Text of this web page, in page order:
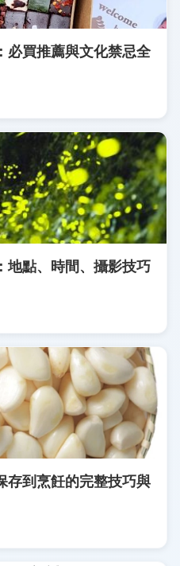
必買推薦與文化禁忌全
地點、時間、攝影技巧
存到烹飪的完整技巧與